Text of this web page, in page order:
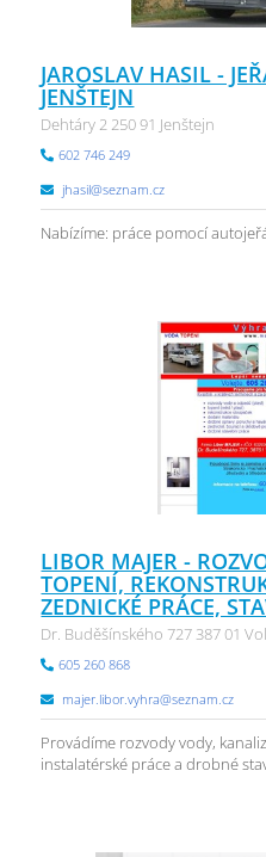
JAROSLAV HASIL -
JENŠTEJN
Dehtáry 2 250 91 Jenštejn
602 746 249
jhasil@seznam.cz
Nabízíme: práce pomocí
LIBOR MAJER -
TOPENÍ,
ZEDNICKÉ PRÁCE,
Dr. Buděšínského 727 387 01
605 260 868
majer.libor.vyhra@seznam.cz
Provádíme rozvody vody,
instalatérské práce a drobné